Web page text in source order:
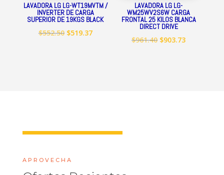
LAVADORA LG LG-WT19MVTM /
INVERTER DE CARGA
SUPERIOR DE 19KGS BLACK
$552.50 El
$519.37El
LAVADORA LG LG-
WM25WV2S6W CARGA
FRONTAL 25 KILOS BLANCA
DIRECT DRIVE
$961.40 El
$903.73El
APROVECHA